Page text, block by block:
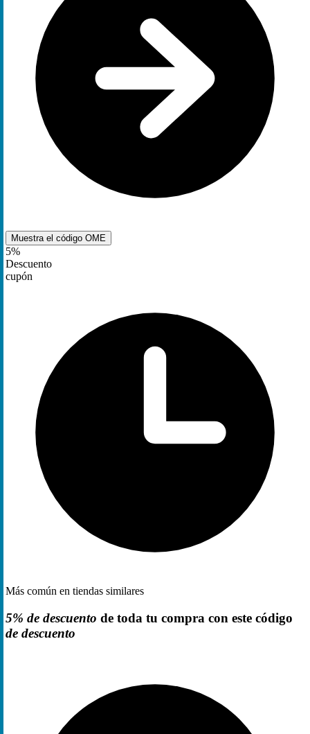
Muestra el código OME
5%
Descuento
cupón
Más común en tiendas similares
5% de descuento de toda tu compra con este código
de descuento